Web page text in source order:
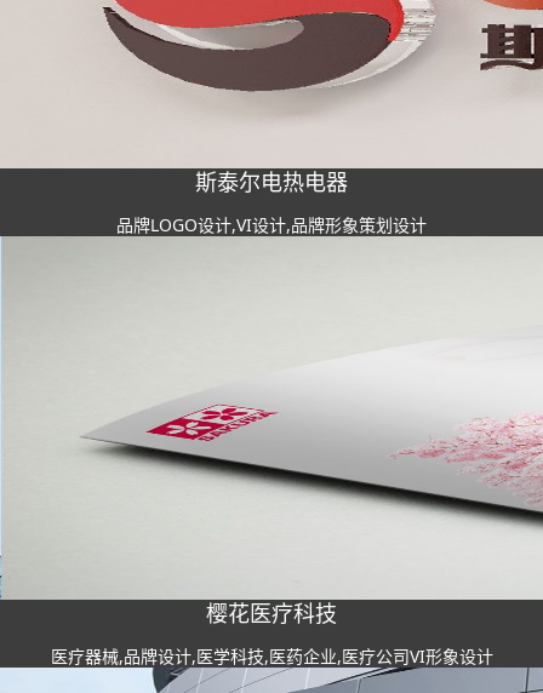
斯泰尔电热电器
品牌LOGO设计,VI设计,品牌形象策划设计
樱花医疗科技
医疗器械,品牌设计,医学科技,医药企业,医疗公司VI形象设计